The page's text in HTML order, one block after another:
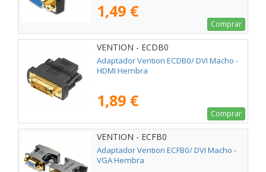
1,49 €
Comprar
VENTION - ECDB0
Adaptador Vention ECDB0/ DVI Macho -
HDMI Hembra
1,89 €
Comprar
VENTION - ECFB0
Adaptador Vention ECFB0/ DVI Macho -
VGA Hembra